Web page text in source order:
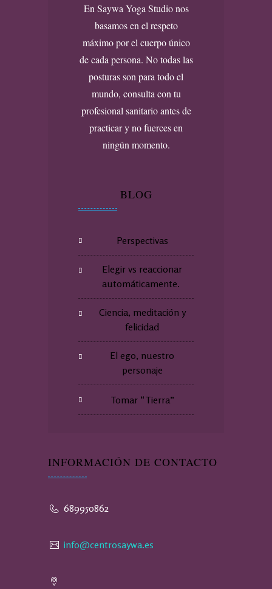
En Saywa Yoga Studio nos
basamos en el respeto
máximo por el cuerpo único
de cada persona. No todas las
posturas son para todo el
mundo, consulta con tu
profesional sanitario antes de
practicar y no fuerces en
ningún momento.
BLOG
Perspectivas
Elegir vs reaccionar
automáticamente.
Ciencia, meditación y
felicidad
El ego, nuestro
personaje
Tomar “Tierra”
INFORMACIÓN DE CONTACTO
689950862
info@centrosaywa.es